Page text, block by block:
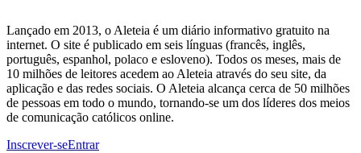
Lançado em 2013, o Aleteia é um diário informativo gratuito na
internet. O site é publicado em seis línguas (francês, inglês,
português, espanhol, polaco e esloveno). Todos os meses, mais de
10 milhões de leitores acedem ao Aleteia através do seu site, da
aplicação e das redes sociais. O Aleteia alcança cerca de 50 milhões
de pessoas em todo o mundo, tornando-se um dos líderes dos meios
de comunicação católicos online.
Inscrever-seEntrar